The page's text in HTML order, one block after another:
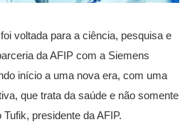
voltada para a ciência, pesquisa e
da AFIP com a Siemens
início a uma nova era, com uma
que trata da saúde e não somente
presidente da AFIP.